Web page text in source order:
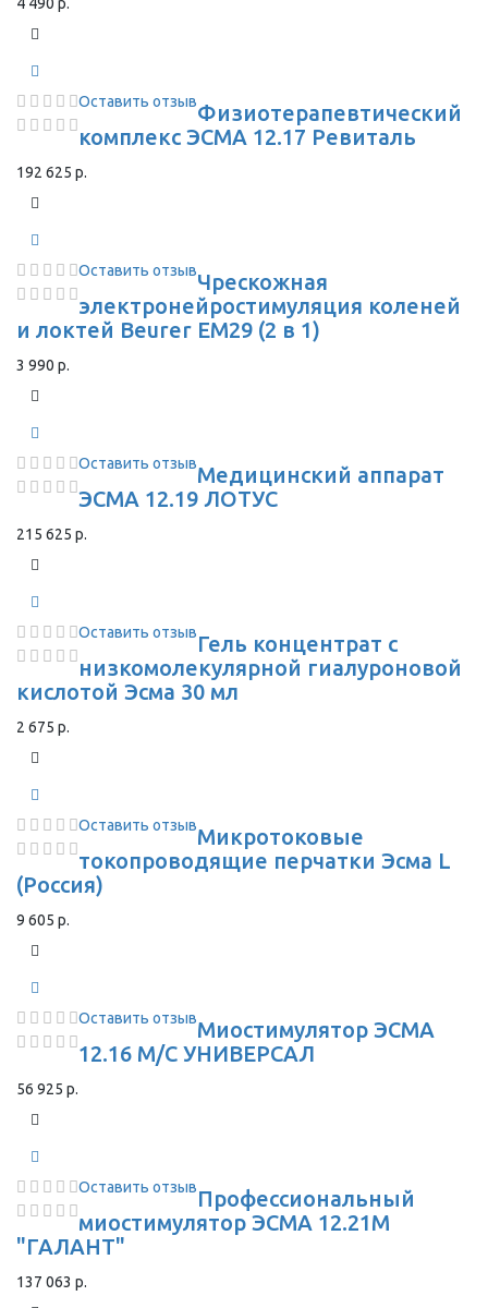
Оставить отзывФизиотерапевтический
комплекс ЭСМА 12.17 Ревиталь
192 625 р.
Оставить отзывЧрескожная
электронейростимуляция коленей
и локтей Beurer EM29 (2 в 1)
3 990 р.
Оставить отзывМедицинский аппарат
ЭСМА 12.19 ЛОТУС
215 625 р.
Оставить отзывГель концентрат с
низкомолекулярной гиалуроновой
кислотой Эсма 30 мл
2 675 р.
Оставить отзывМикротоковые
токопроводящие перчатки Эсма L
(Россия)
9 605 р.
Оставить отзывМиостимулятор ЭСМА
12.16 М/С УНИВЕРСАЛ
56 925 р.
Оставить отзывПрофессиональный
миостимулятор ЭСМА 12.21М
"ГАЛАНТ"
137 063 р.